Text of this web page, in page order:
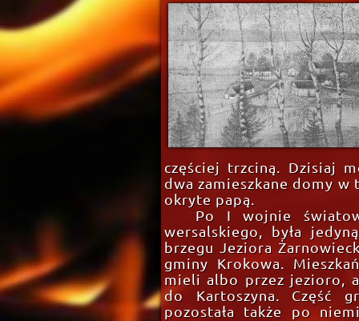
częściej trzciną. Dzisiaj
dwa zamieszkane domy w
okryte papą.
Po I wojnie
wersalskiego, była
brzegu Jeziora
gminy Krokowa.
mieli albo przez jezioro,
do Kartoszyna. Część
pozostała także po